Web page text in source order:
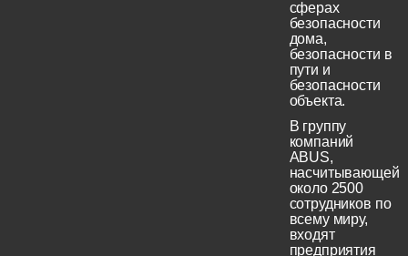
сферах
безопасности
дома,
безопасности в
пути и
безопасности
объекта.
В группу
компаний
ABUS,
насчитывающей
около 2500
сотрудников по
всему миру,
входят
предприятия